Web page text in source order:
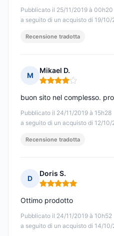
Pubblicato il 25/11/2019 à 00h20
a seguito di un acquisto di 19/10/
Recensione tradotta
M
Mikael D.
Nota: 4 su 5
Pubblicato il 24/11/2019 à 15h28
a seguito di un acquisto di 12/10/
buon sito nel complesso.
Recensione tradotta
D
Doris S.
Nota: 5 su 5
Pubblicato il 24/11/2019 à 10h52
a seguito di un acquisto di 14/10/
Ottimo prodotto